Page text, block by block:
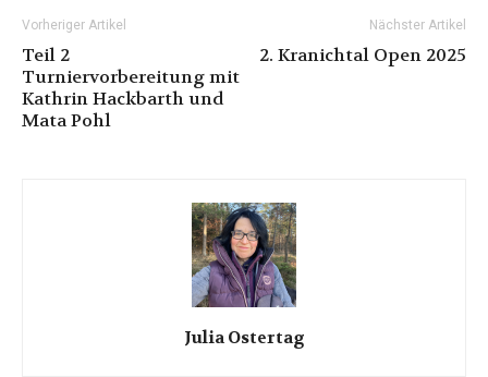
Vorheriger Artikel
Teil 2
Turniervorbereitung mit
Kathrin Hackbarth und
Mata Pohl
Nächster Artikel
2. Kranichtal Open 2025
Julia Ostertag